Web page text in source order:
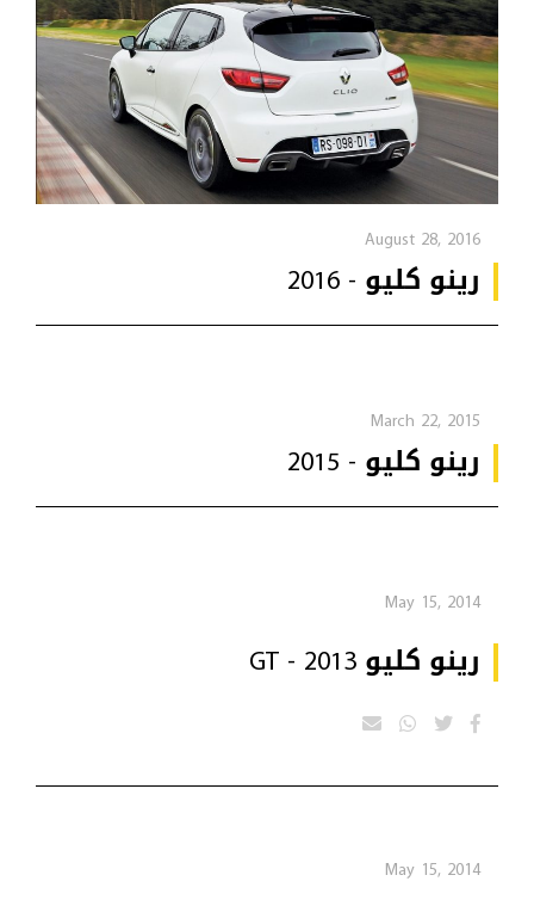
August 28, 2016
رينو كليو - 2016
March 22, 2015
رينو كليو - 2015
May 15, 2014
رينو كليو GT - 2013
May 15, 2014